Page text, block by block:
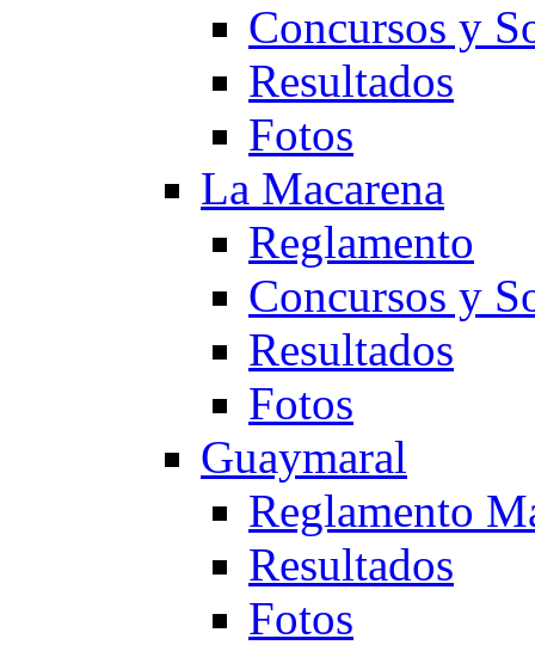
Concursos y
Resultados
Fotos
La Macarena
Reglamento
Concursos y
Resultados
Fotos
Guaymaral
Reglamento
Resultados
Fotos